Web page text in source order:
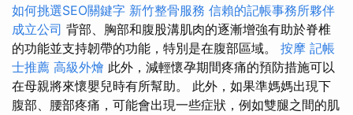
如何挑選SEO關鍵字 新竹整骨服務 信賴的記帳事務所夥伴
成立公司 背部、胸部和腹股溝肌肉的逐漸增強有助於脊椎
的功能並支持韌帶的功能，特別是在腹部區域。 按摩 記帳
士推薦 高級外燴 此外，減輕懷孕期間疼痛的預防措施可以
在母親將來懷嬰兒時有所幫助。 此外，如果準媽媽出現下
腹部、腰部疼痛，可能會出現一些症狀，例如雙腿之間的肌